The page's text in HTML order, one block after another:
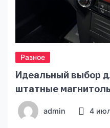
Разное
Идеальный выбор
штатные
admin 4